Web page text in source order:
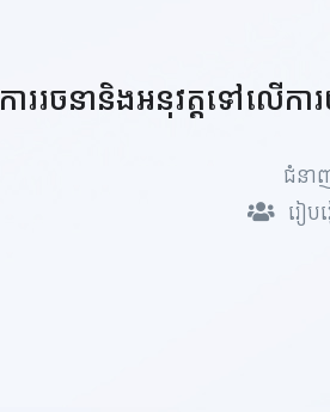
ការរចនានិងអនុវត្តទៅលើ
ជំនា
រៀ